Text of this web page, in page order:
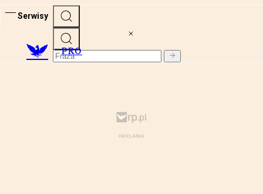
Serwisy
PRO